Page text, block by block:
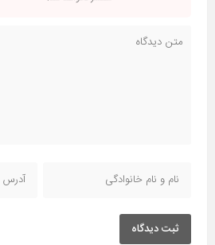
ثبت دیدگاه